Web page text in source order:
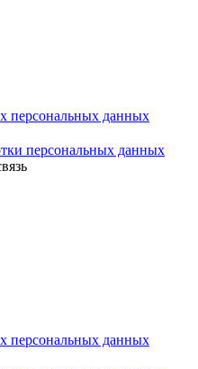
персональных данных
персональных данных
персональных данных